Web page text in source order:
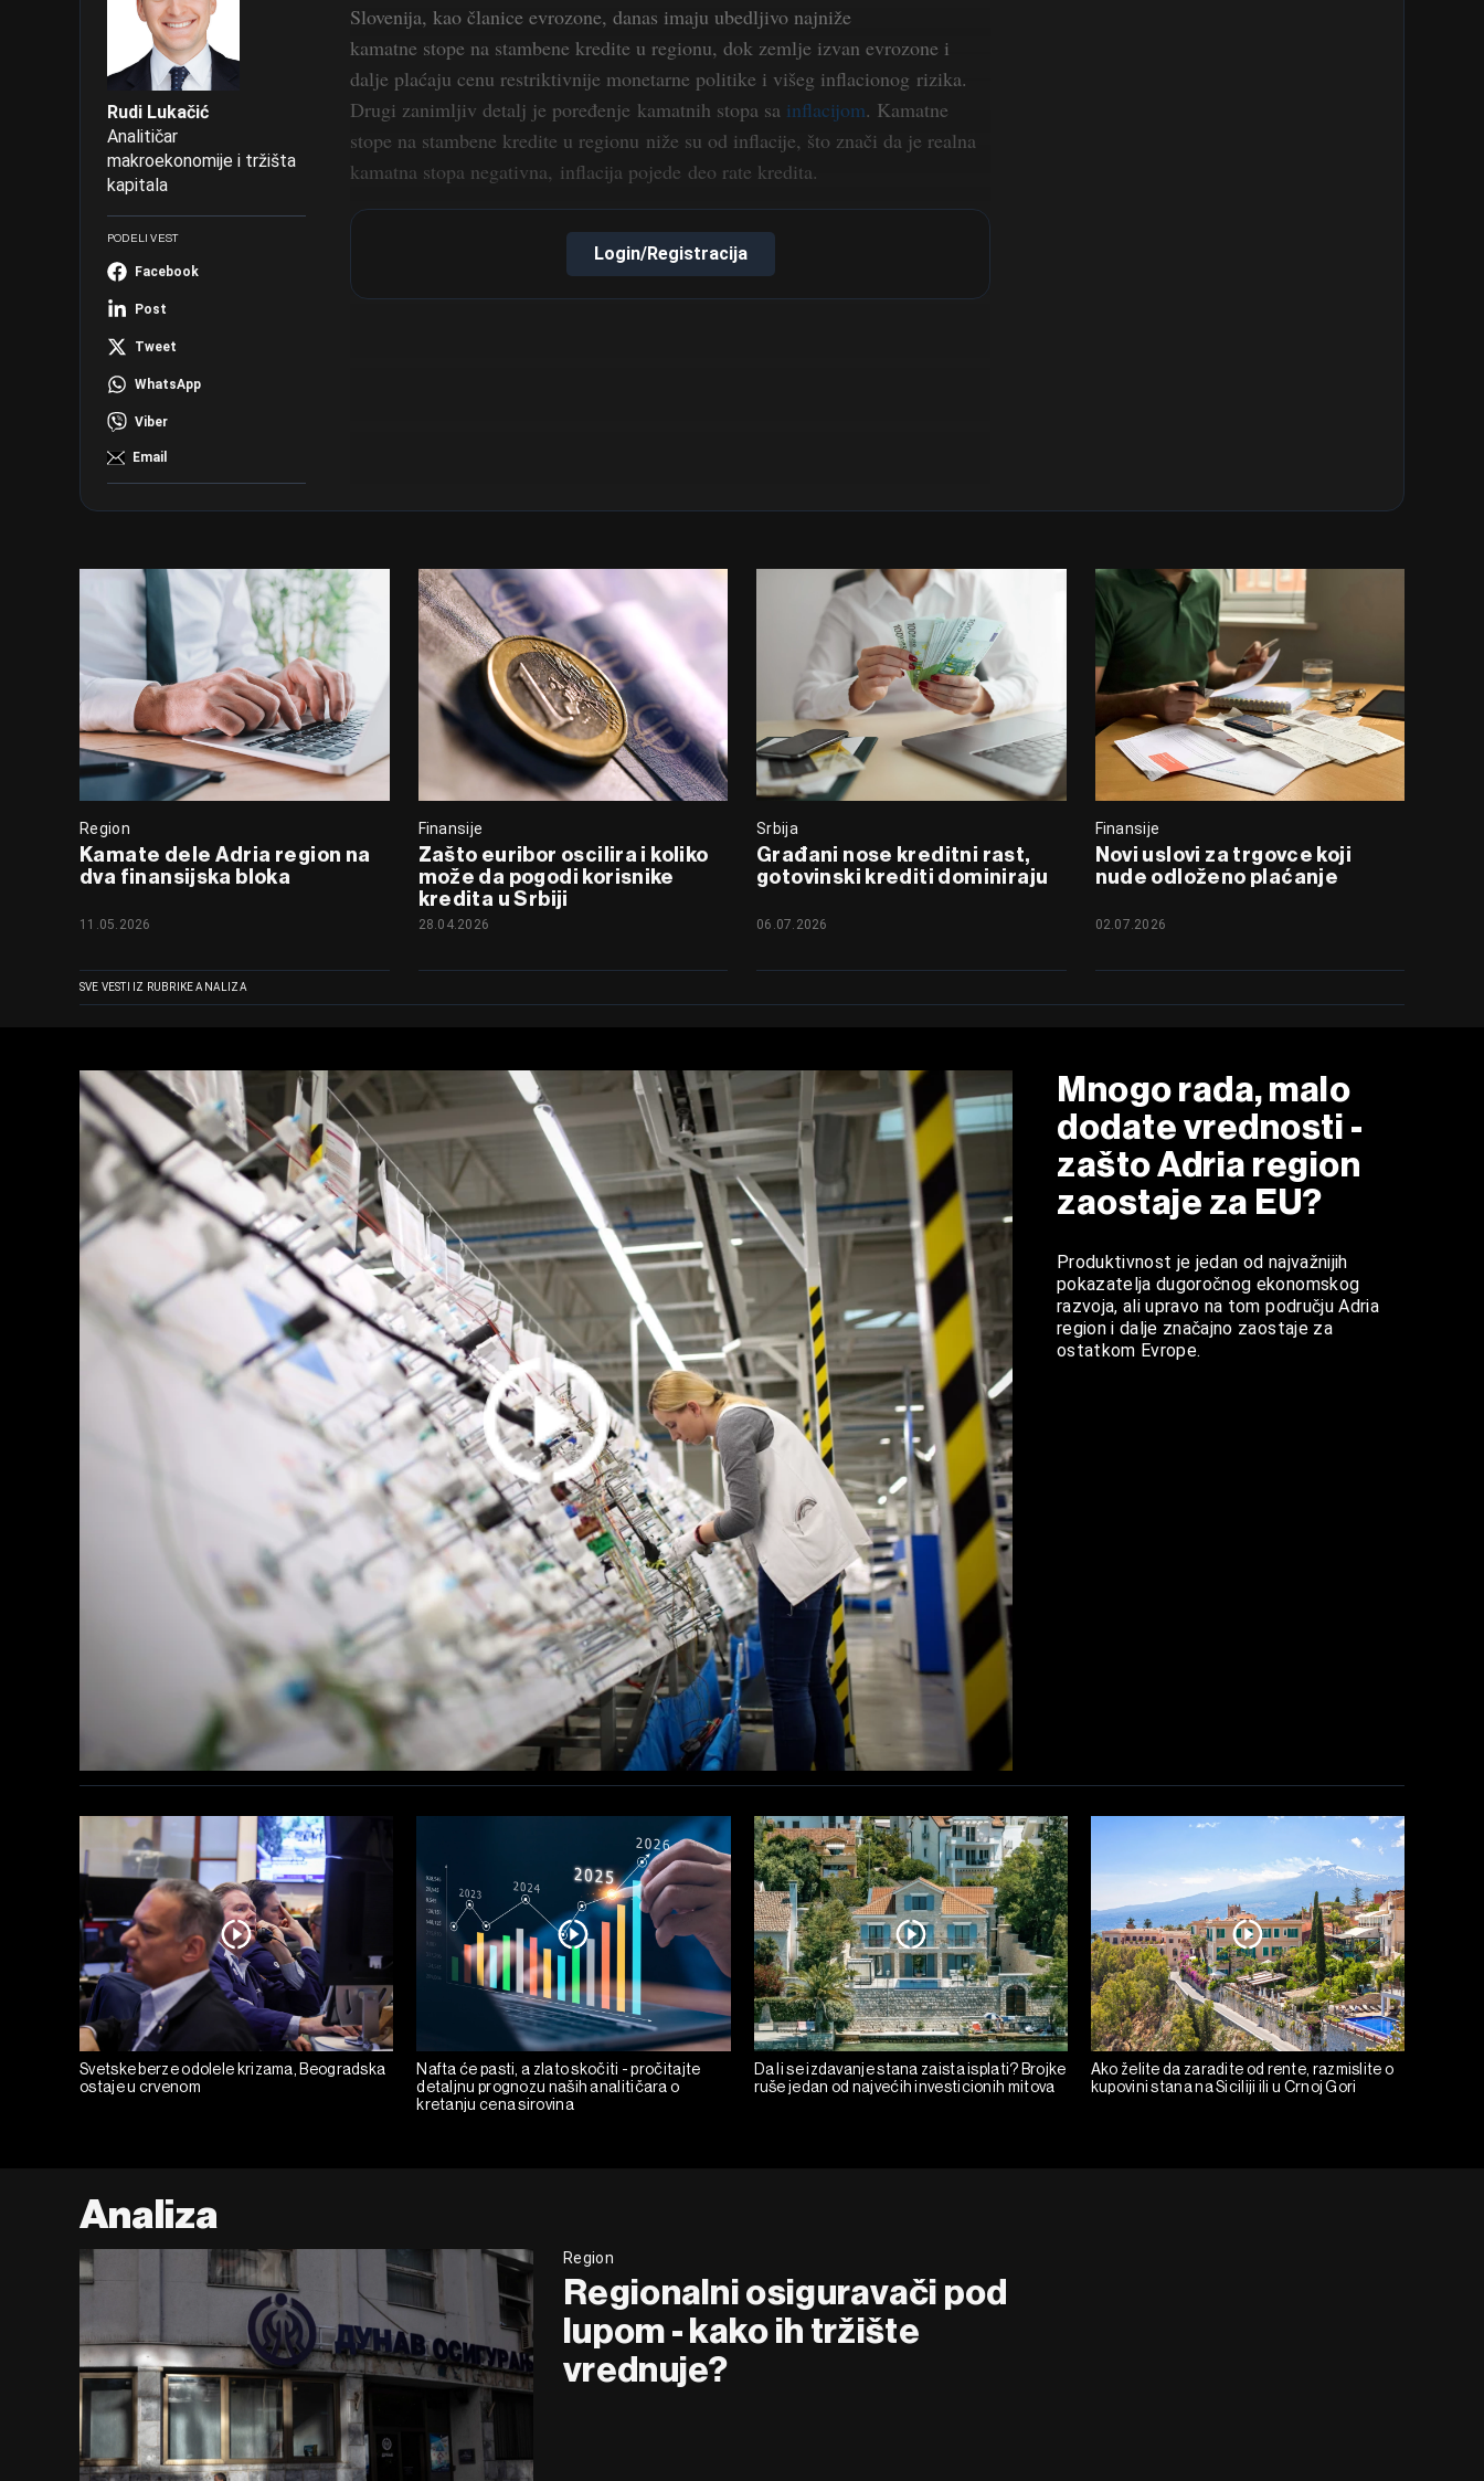
Rudi Lukačić
Analitičar
makroekonomije i tržišta
kapitala
PODELI VEST
Facebook
Post
Tweet
WhatsApp
Viber
Email
Slovenija, kao članice evrozone, danas imaju ubedljivo najniže
kamatne stope na stambene kredite u regionu, dok zemlje izvan evrozone i
dalje plaćaju cenu restriktivnije monetarne politike i višeg inflacionog rizika.
Drugi zanimljiv detalj je poređenje kamatnih stopa sa inflacijom. Kamatne
stope na stambene kredite u regionu niže su od inflacije, što znači da je realna
kamatna stopa negativna, inflacija pojede deo rate kredita.
Login/Registracija
Region
Kamate dele Adria region na
dva finansijska bloka
11.05.2026
Finansije
Zašto euribor oscilira i koliko
može da pogodi korisnike
kredita u Srbiji
28.04.2026
Srbija
Građani nose kreditni rast,
gotovinski krediti dominiraju
06.07.2026
Finansije
Novi uslovi za trgovce koji
nude odloženo plaćanje
02.07.2026
SVE VESTI IZ RUBRIKE ANALIZA
Mnogo rada, malo
dodate vrednosti -
zašto Adria region
zaostaje za EU?
Produktivnost je jedan od najvažnijih
pokazatelja dugoročnog ekonomskog
razvoja, ali upravo na tom području Adria
region i dalje značajno zaostaje za
ostatkom Evrope.
Svetske berze odolele krizama, Beogradska
ostaje u crvenom
Nafta će pasti, a zlato skočiti - pročitajte
detaljnu prognozu naših analitičara o
kretanju cena sirovina
Da li se izdavanje stana zaista isplati? Brojke
ruše jedan od najvećih investicionih mitova
Ako želite da zaradite od rente, razmislite o
kupovini stana na Siciliji ili u Crnoj Gori
Analiza
Region
Regionalni osiguravači pod
lupom - kako ih tržište
vrednuje?